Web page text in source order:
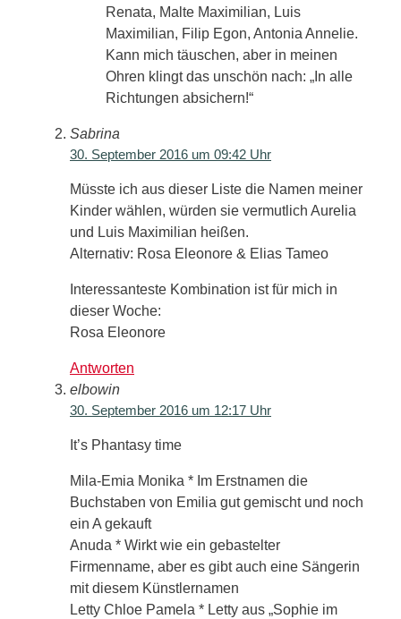
Renata, Malte Maximilian, Luis
Maximilian, Filip Egon, Antonia Annelie.
Kann mich täuschen, aber in meinen
Ohren klingt das unschön nach: „In alle
Richtungen absichern!“
Sabrina
30. September 2016 um 09:42 Uhr
Müsste ich aus dieser Liste die Namen meiner
Kinder wählen, würden sie vermutlich Aurelia
und Luis Maximilian heißen.
Alternativ: Rosa Eleonore & Elias Tameo
Interessanteste Kombination ist für mich in
dieser Woche:
Rosa Eleonore
Antworten
elbowin
30. September 2016 um 12:17 Uhr
It’s Phantasy time
Mila-Emia Monika * Im Erstnamen die
Buchstaben von Emilia gut gemischt und noch
ein A gekauft
Anuda * Wirkt wie ein gebastelter
Firmenname, aber es gibt auch eine Sängerin
mit diesem Künstlernamen
Letty Chloe Pamela * Letty aus „Sophie im